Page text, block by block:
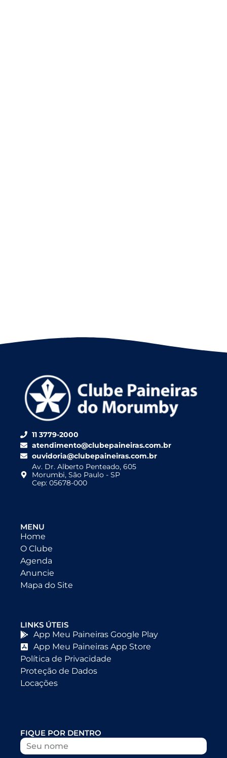
11 3779-2000
atendimento@clubepaineiras.com.br
ouvidoria@clubepaineiras.com.br
Av. Dr. Alberto Penteado, 605
Morumbi, São Paulo - SP
Cep: 05678-000
MENU
Home
O Clube
Agenda
Anuncie
Mapa do Site
LINKS ÚTEIS
App Meu Paineiras Google Play
App Meu Paineiras App Store
Política de Privacidade
Proteção de Dados
Locações
FIQUE POR DENTRO